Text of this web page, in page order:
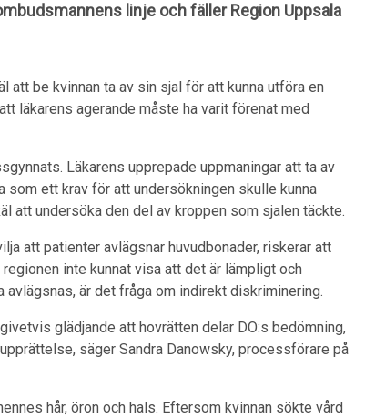
linje och fäller Region Uppsala
be kvinnan ta av sin sjal för att kunna utföra en
läkarens agerande måste ha varit förenat med
Läkarens upprepade uppmaningar att ta av
ett krav för att undersökningen skulle kunna
att undersöka den del av kroppen som sjalen täckte.
att patienter avlägsnar huvudbonader, riskerar att
inte kunnat visa att det är lämpligt och
är det fråga om indirekt diskriminering.
glädjande att hovrätten delar DO:s bedömning,
säger Sandra Danowsky, processförare på
hår, öron och hals. Eftersom kvinnan sökte vård